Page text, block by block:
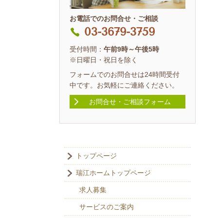
お電話でのお問合せ・ご相談
03-3679-3759
受付時間： 午前9時～午後5時
※日曜日・祝日を除く
フォームでのお問合せは24時間受付
中です。お気軽にご連絡ください。
お問合せ・ご相談フォーム
トップページ
瑞江ホームトップページ
求人募集
サービスのご案内